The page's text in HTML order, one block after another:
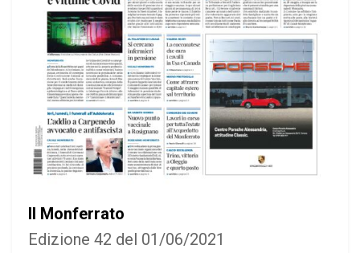
Il Monferrato
Edizione 42 del 01/06/2021